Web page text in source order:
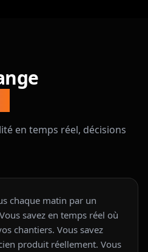
en temps réel, décisions
chaque matin par un
savez en temps réel où
chantiers. Vous savez
produit réellement. Vous